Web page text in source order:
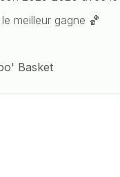
meilleur gagne 🏀
Basket